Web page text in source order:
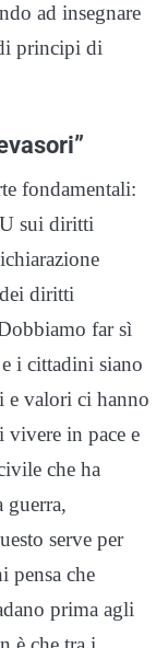
ad insegnare
principi di
fondamentali:
sui diritti
diritti
far sì
i cittadini siano
e valori ci hanno
vivere in pace e
che ha
guerra,
serve per
pensa che
prima agli